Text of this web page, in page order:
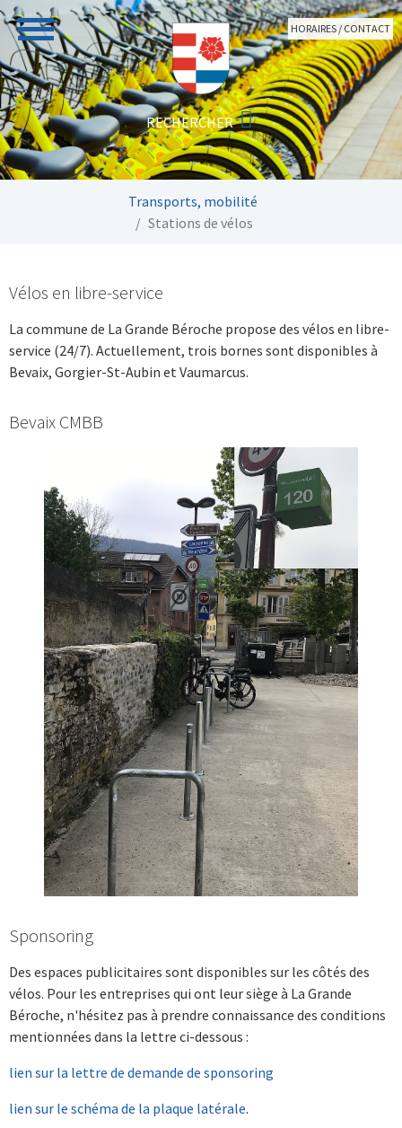
Aller au contenu principal
HORAIRES / CONTACT
Transports, mobilité
Stations de vélos
Vélos en libre-service
La commune de La Grande Béroche propose des vélos en libre-
service (24/7). Actuellement, trois bornes sont disponibles à
Bevaix, Gorgier-St-Aubin et Vaumarcus.
Bevaix CMBB
Sponsoring
Des espaces publicitaires sont disponibles sur les côtés des
vélos. Pour les entreprises qui ont leur siège à La Grande
Béroche, n'hésitez pas à prendre connaissance des conditions
mentionnées dans la lettre ci-dessous :
lien sur la lettre de demande de sponsoring
lien sur le schéma de la plaque latérale.